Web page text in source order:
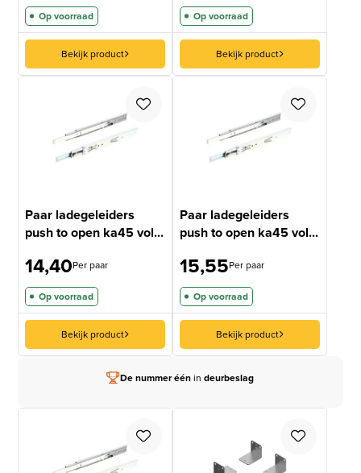
Op voorraad
Bekijk product
Op voorraad
Bekijk product
Paar ladegeleiders
push to open ka45 vol...
14,40Per paar
Op voorraad
Bekijk product
Paar ladegeleiders
push to open ka45 vol...
15,55Per paar
Op voorraad
Bekijk product
De nummer éénindeurbeslag